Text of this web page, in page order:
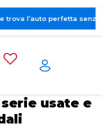
perfetta senza
usate e